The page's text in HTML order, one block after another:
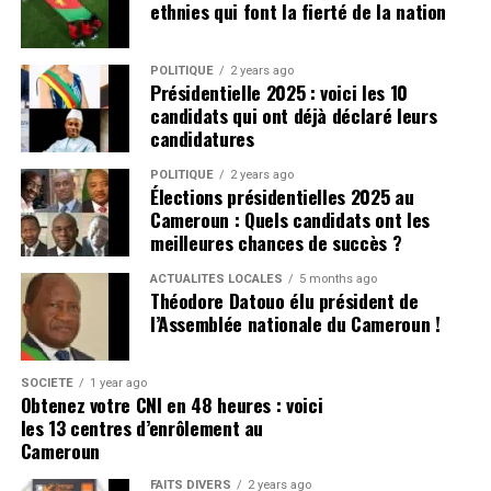
manchesterunited365.com
Pour avoir les dernières infos
Cliquez ici
pourrait quitter Milan après avoir terminé huitième et a
raté la place de la Ligue des champions pour la saison
prochaine.
Plus de nouvelles de Manchester
United:
United doit naviguer avec soin leurs finances, après
avoir déjà dépensé un montant important pour le
service d’attaque. Ils ont d’autres postes qui ont besoin
de recrutement, sinon l’équipe pourrait lutter contre
l’équilibre de l’équipe.
CLIQUEZ ICI POUR LIRE L’ARTICLE ORIGINAL SUR
manchesterunited365.com
Pour avoir les dernières infos
Cliquez ici
à propos d’Amorim à l’arrivée de l’entraîneur de
Portuguse.
ethnies qui font la fierté de la nation
POLITIQUE 2 years ago
Présidentielle 2025 : voici les 10
candidats qui ont déjà déclaré leurs
candidatures
POLITIQUE 2 years ago
Élections présidentielles 2025 au
Cameroun : Quels candidats ont les
meilleures chances de succès ?
ACTUALITÉS LOCALES 5 months ago
Théodore Datouo élu président de
l’Assemblée nationale du Cameroun !
SOCIÉTÉ 1 year ago
Obtenez votre CNI en 48 heures : voici
les 13 centres d’enrôlement au
Cameroun
FAITS DIVERS 2 years ago